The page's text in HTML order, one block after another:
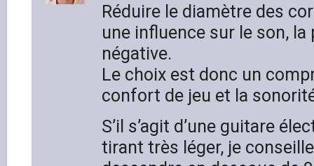
Réduire le diamètre des
une influence sur le son,
négative.
Le choix est donc un
confort de jeu et la
S’il s’agit d’une guitare
tirant très léger, je